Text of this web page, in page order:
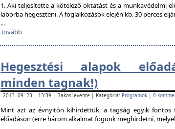
1. Aki teljesítette a kötelező oktatást és a munkavédelmi
laborba hegeszteni. A foglalkozások elején kb. 30 perces
...
Tovább
Hegesztési alapok
minden tagnak!)
2013. 09. 23. - 13:39 | BakosLevente | Kategória: Programok | 0
Mint azt az évnyitón kihirdettük, a tagság egyik fontos
előadáson (erre három alkalmat fogunk meghirdetni,